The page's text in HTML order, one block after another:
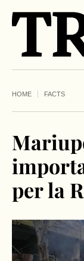
HOME FACTS
per la